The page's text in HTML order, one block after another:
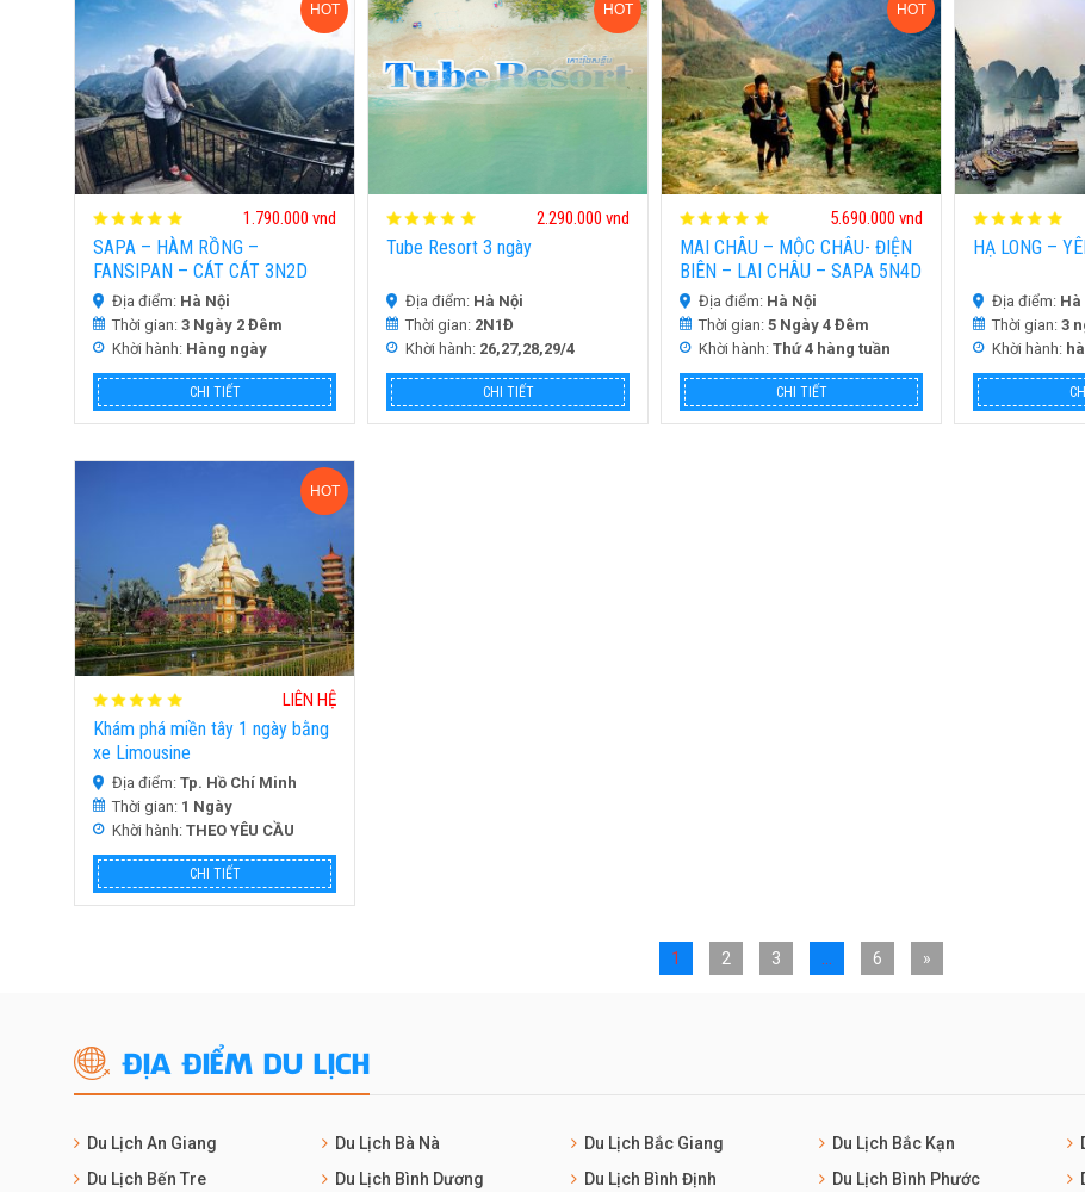
HOT
1.790.000 vnd
SAPA – HÀM RỒNG –
FANSIPAN – CÁT CÁT 3N2D
Địa điểm: Hà Nội
Thời gian: 3 Ngày 2 Đêm
Khời hành: Hàng ngày
CHI TIẾT
HOT
2.290.000 vnd
Tube Resort 3 ngày
Địa điểm: Hà Nội
Thời gian: 2N1Đ
Khời hành: 26,27,28,29/4
CHI TIẾT
HOT
5.690.000 vnd
MAI CHÂU – MỘC CHÂU- ĐIỆN
BIÊN – LAI CHÂU – SAPA 5N4D
Địa điểm: Hà Nội
Thời gian: 5 Ngày 4 Đêm
Khời hành: Thứ 4 hàng tuần
CHI TIẾT
HẠ LONG –
Địa điểm: Hà
Thời gian: 3
Khời hành:
HOT
LIÊN HỆ
Khám phá miền tây 1 ngày bằng
xe Limousine
Địa điểm: Tp. Hồ Chí Minh
Thời gian: 1 Ngày
Khời hành: THEO YÊU CẦU
CHI TIẾT
1 2 3 6 »
ĐỊA ĐIỂM DU LỊCH
Du Lịch An Giang Du Lịch Bà Nà Du Lịch Bắc Giang Du Lịch Bắc Kạn
Du Lịch Bến Tre
Du Lịch Bình Dương Du Lịch Bình Định Du Lịch Bình Phước